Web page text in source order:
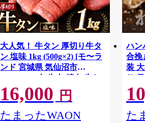
大人気！ 牛タン 厚切り牛タ
ン 塩味 1kg (500g×2) [モ〜ラ
ンド 宮城県 気仙沼市
20564660] 肉 牛肉 精肉 牛た
ん 牛タン塩 牛たん塩 冷凍 焼
肉 BBQ アウトドア バーベキ
ュー 厚切り タン
16,000 円
たまったWAON
ハン
合挽
装
り
島
豚
お
み
た